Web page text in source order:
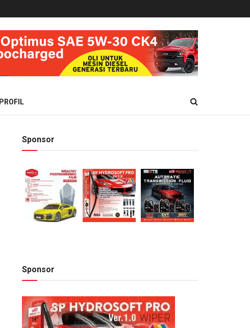
PROFIL
Sponsor
Sponsor